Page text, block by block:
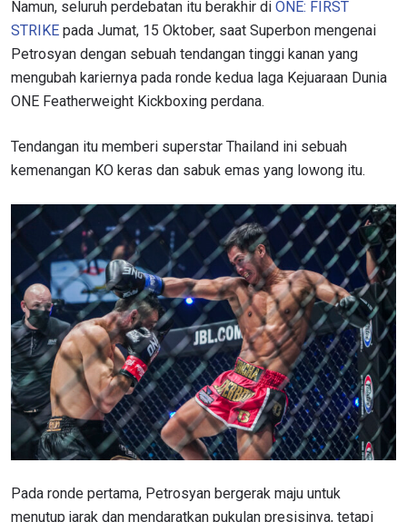
Namun, seluruh perdebatan itu berakhir di ONE: FIRST
STRIKE pada Jumat, 15 Oktober, saat Superbon mengenai
Petrosyan dengan sebuah tendangan tinggi kanan yang
mengubah kariernya pada ronde kedua laga Kejuaraan Dunia
ONE Featherweight Kickboxing perdana.
Tendangan itu memberi superstar Thailand ini sebuah
kemenangan KO keras dan sabuk emas yang lowong itu.
Pada ronde pertama, Petrosyan bergerak maju untuk
menutup jarak dan mendaratkan pukulan presisinya, tetapi